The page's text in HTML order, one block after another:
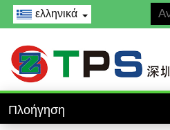
ελληνικά
Πλοήγηση